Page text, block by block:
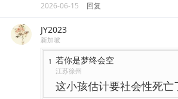
2026-06-15 回复
JY2023
新加坡
1 若你是梦终会空
江苏徐州
这小孩估计要社会性死亡